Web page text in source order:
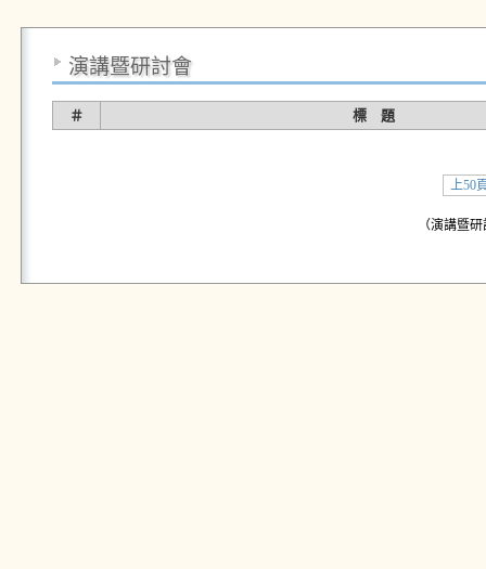
演講暨研討會
＃ 標 題
上50
（演講暨